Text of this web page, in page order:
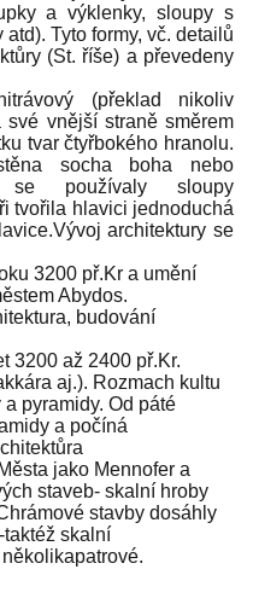
a výklenky, sloupy s
Tyto formy, vč. detailů
(St. říše) a převedeny
(překlad nikoliv
vnější straně směrem
tvar čtyřbokého hranolu.
socha boha nebo
se používaly sloupy
tvořila hlavici jednoduchá
architektury se
3200 př.Kr a umění
Abydos.
budování
3200 až 2400 př.Kr.
aj.). Rozmach kultu
pyramidy. Od páté
a počíná
jako Mennofer a
staveb- skalní hroby
stavby dosáhly
skalní